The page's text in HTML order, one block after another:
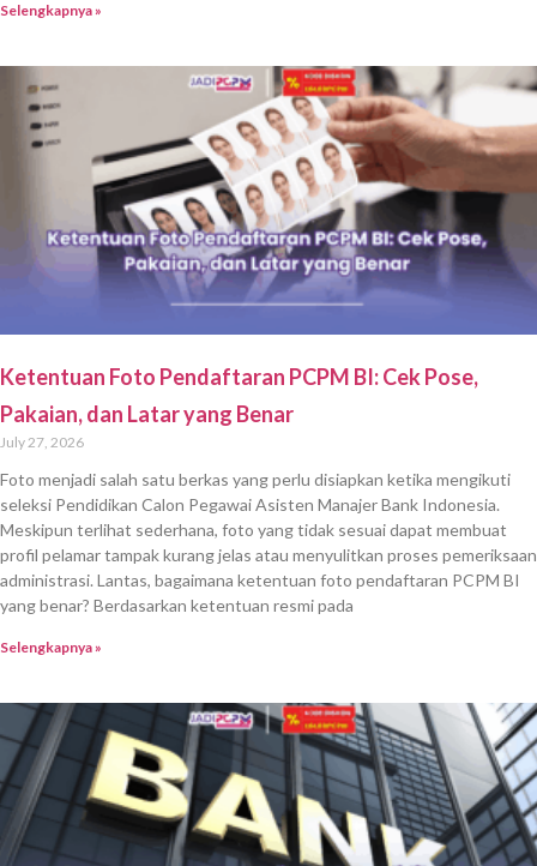
Selengkapnya »
Ketentuan Foto Pendaftaran PCPM BI: Cek Pose,
Pakaian, dan Latar yang Benar
July 27, 2026
Foto menjadi salah satu berkas yang perlu disiapkan ketika mengikuti
seleksi Pendidikan Calon Pegawai Asisten Manajer Bank Indonesia.
Meskipun terlihat sederhana, foto yang tidak sesuai dapat membuat
profil pelamar tampak kurang jelas atau menyulitkan proses pemeriksaan
administrasi. Lantas, bagaimana ketentuan foto pendaftaran PCPM BI
yang benar? Berdasarkan ketentuan resmi pada
Selengkapnya »